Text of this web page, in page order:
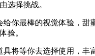
选择挑战。
给你最棒的视觉体验，甜
验。
具将等你去选择使用，丰